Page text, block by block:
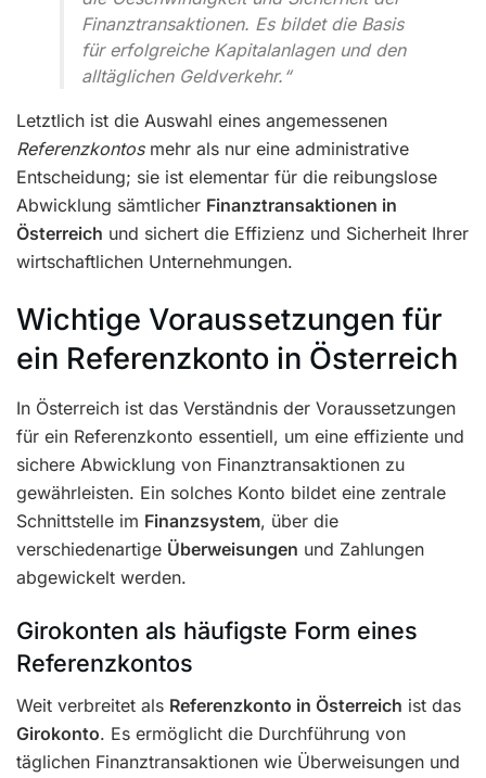
Finanztransaktionen. Es bildet die Basis
für erfolgreiche Kapitalanlagen und den
alltäglichen Geldverkehr.“
Letztlich ist die Auswahl eines angemessenen
Referenzkontosmehr als nur eine administrative
Entscheidung; sie ist elementar für die reibungslose
Abwicklung sämtlicher Finanztransaktionen in
Österreich und sichert die Effizienz und Sicherheit Ihrer
wirtschaftlichen Unternehmungen.
Wichtige Voraussetzungen für
ein Referenzkonto in Österreich
In Österreich ist das Verständnis der Voraussetzungen
für ein Referenzkonto essentiell, um eine effiziente und
sichere Abwicklung von Finanztransaktionen zu
gewährleisten. Ein solches Konto bildet eine zentrale
Schnittstelle im Finanzsystem, über die
verschiedenartige Überweisungen und Zahlungen
abgewickelt werden.
Girokonten als häufigste Form eines
Referenzkontos
Weit verbreitet als Referenzkonto in Österreich ist das
Girokonto. Es ermöglicht die Durchführung von
täglichen Finanztransaktionen wie Überweisungen und